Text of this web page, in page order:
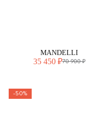
MANDELLI
35 450 ₽70 900 ₽
-50%